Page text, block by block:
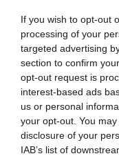
If you wish to opt-out
processing of your
targeted advertising
section to confirm
opt-out request is
interest-based ads
us or personal
your opt-out. You
disclosure of your
IAB’s list of